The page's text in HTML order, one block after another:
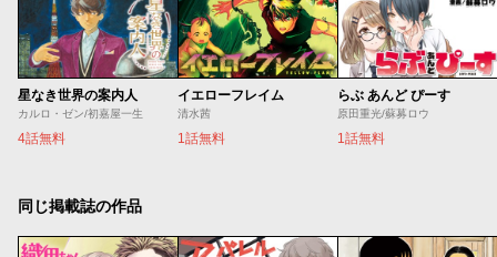
星なき世界の案内人
カルロ・ゼン/初嘉屋一生
4話無料
イエローフレイム
清水茜
1話無料
らぶ あんど ぴーす
原田重光/蘇募ロウ
1話無料
同じ掲載誌の作品